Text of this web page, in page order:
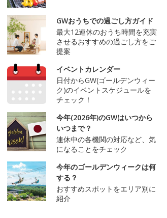
GWおうちでの過ごし方ガイド
最大12連休のおうち時間を充実
させるおすすめの過ごし方をご
提案
イベントカレンダー
日付からGW(ゴールデンウィー
ク)のイベントスケジュールを
チェック！
今年(2026年)のGWはいつから
いつまで？
連休中の各機関の対応など、気
になることをチェック
今年のゴールデンウィークは何
する？
おすすめスポットをエリア別に
紹介